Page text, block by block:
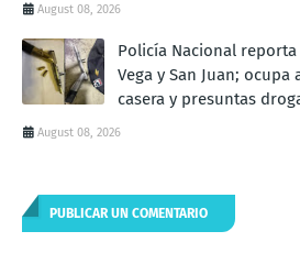
August 08, 2026
Policía Nacional
Vega y San Juan;
casera y presuntas
August 08, 2026
PUBLICAR UN COMENTARIO